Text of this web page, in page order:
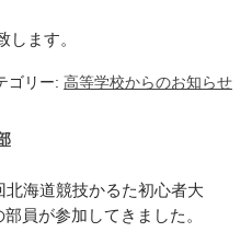
します。
ゴリー:高等学校からのお知らせ
海道競技かるた初心者大
員が参加してきました。